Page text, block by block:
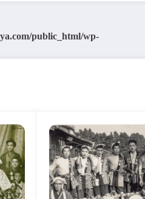
public_html/wp-